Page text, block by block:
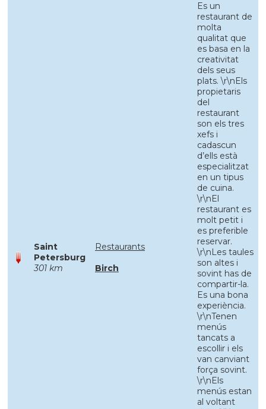
Saint
Petersburg
301 km
Restaurants
Birch
Es un
restaurant de
molta
qualitat que
es basa en la
creativitat
dels seus
plats. \r\nEls
propietaris
del
restaurant
son els tres
xefs i
cadascun
d’ells està
especialitzat
en un tipus
de cuina.
\r\nEl
restaurant es
molt petit i
es preferible
reservar.
\r\nLes taules
son altes i
sovint has de
compartir-la.
Es una bona
experiència.
\r\nTenen
menús
tancats a
escollir i els
van canviant
força sovint.
\r\nEls
menús estan
al voltant